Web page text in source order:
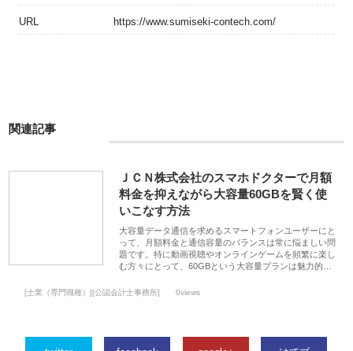
URL https://www.sumiseki-contech.com/
関連記事
ＪＣＮ株式会社のスマホドクターで月額
料金を抑えながら大容量60GBを賢く使
いこなす方法
大容量データ通信を求めるスマートフォンユーザーにと
って、月額料金と通信容量のバランスは常に悩ましい問
題です。特に動画視聴やオンラインゲームを頻繁に楽し
む方々にとって、60GBという大容量プランは魅力的…
[士業（専門職種）][公認会計士事務所] 0views